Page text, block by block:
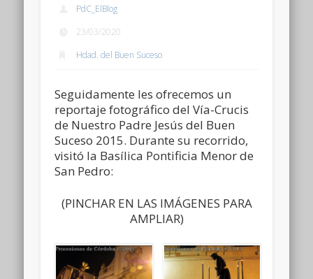
PdC_ElBlog
23/03/2020
Hdad. del Buen Suceso
Seguidamente les ofrecemos un
reportaje fotográfico del Vía-Crucis
de Nuestro Padre Jesús del Buen
Suceso 2015. Durante su recorrido,
visitó la Basílica Pontificia Menor de
San Pedro:
(PINCHAR EN LAS IMÁGENES PARA
AMPLIAR)